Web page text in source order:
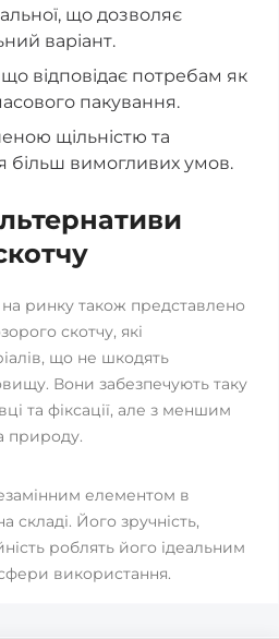
що дозволяє
варіант.
відповідає потребам як
пакування.
щільністю та
більш вимогливих умов.
ринку також представлено
скотчу, які
що не шкодять
Вони забезпечують таку
та фіксації, але з меншим
природу.
елементом в
складі. Його зручність,
роблять його ідеальним
використання.